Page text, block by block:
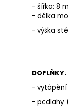
- šířka: 8
- délka
- výška
DOPLŇKY:
- vytápění
- podlahy